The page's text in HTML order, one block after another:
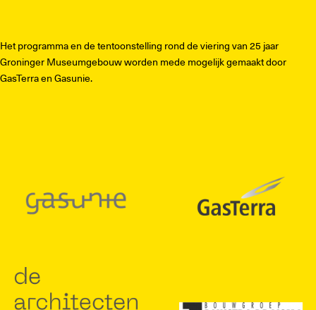
Het programma en de tentoonstelling rond de viering van 25 jaar
Groninger Museumgebouw worden mede mogelijk gemaakt door
GasTerra en Gasunie.